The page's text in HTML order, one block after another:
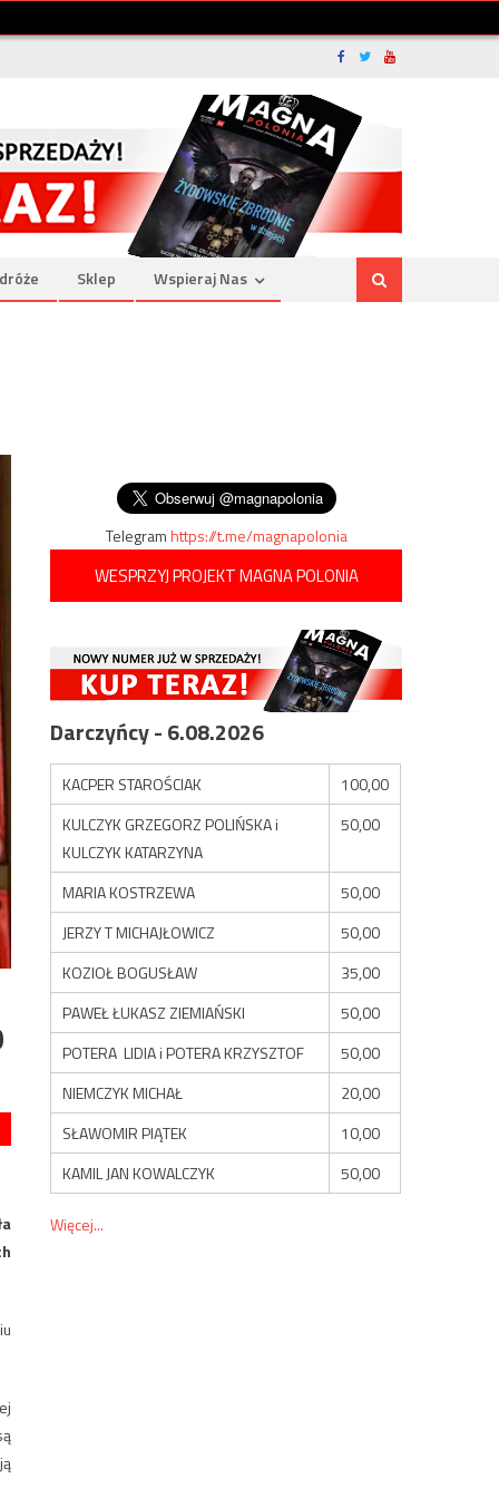
Sklep Wspieraj Nas
Telegramhttps://t.me/magnapolonia
WESPRZYJ PROJEKT MAGNA POLONIA
Darczyńcy - 6.08.2026
KACPER STAROŚCIAK
100,00
KULCZYK GRZEGORZ POLIŃSKA i
KULCZYK KATARZYNA
50,00
MARIA KOSTRZEWA
50,00
JERZY T MICHAJŁOWICZ
50,00
KOZIOŁ BOGUSŁAW
35,00
PAWEŁ ŁUKASZ ZIEMIAŃSKI
50,00
POTERA LIDIA i POTERA KRZYSZTOF
50,00
NIEMCZYK MICHAŁ
20,00
SŁAWOMIR PIĄTEK
10,00
KAMIL JAN KOWALCZYK
50,00
Więcej...